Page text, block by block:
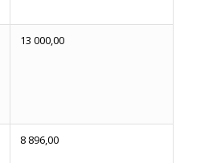
13 000,00
8 896,00